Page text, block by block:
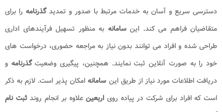
دسترسی سریع و آسان به خدمات مرتبط با صدور و تمدیدگذرنامه را برای
متقاضیان فراهم می کند. اینسامانه به منظور تسهیل فرآیندهای اداری
طراحی شده و افراد می توانند بدون نیاز به مراجعه حضوری، درخواست های
خود را به صورت آنلاین ثبت نمایند. همچنین، پیگیری وضعیتگذرنامه و
دریافت اطلاعات مورد نیاز از طریق این سامانه امکان پذیر است. لازم به ذکر
است که افراد برای شرکت در پیاده روی اربعینعلاوه بر انجام روندثبت نام